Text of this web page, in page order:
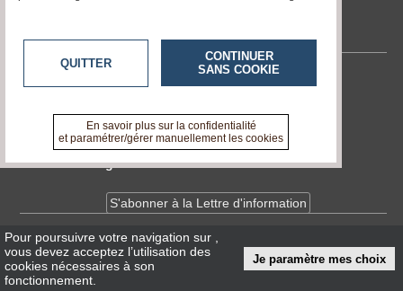
annuaire
Accès
tvlocale.fr
Contactez-nous
A propos de tvlocale.fr
Devenir délégué
S'abonner à la Lettre d'information
InfosCNIL/RGPD
Conditions Générales d'Utilisation
Pour poursuivre votre navigation sur
vous devez acceptez l’utilisation des
cookies nécessaires à son
fonctionnement.
Je paramètre mes choix
QUITTER
CONTINUER
SANS COOKIE
En savoir plus sur la confidentialité
et paramétrer/gérer manuellement les cookies